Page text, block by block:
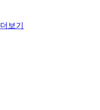
더보기